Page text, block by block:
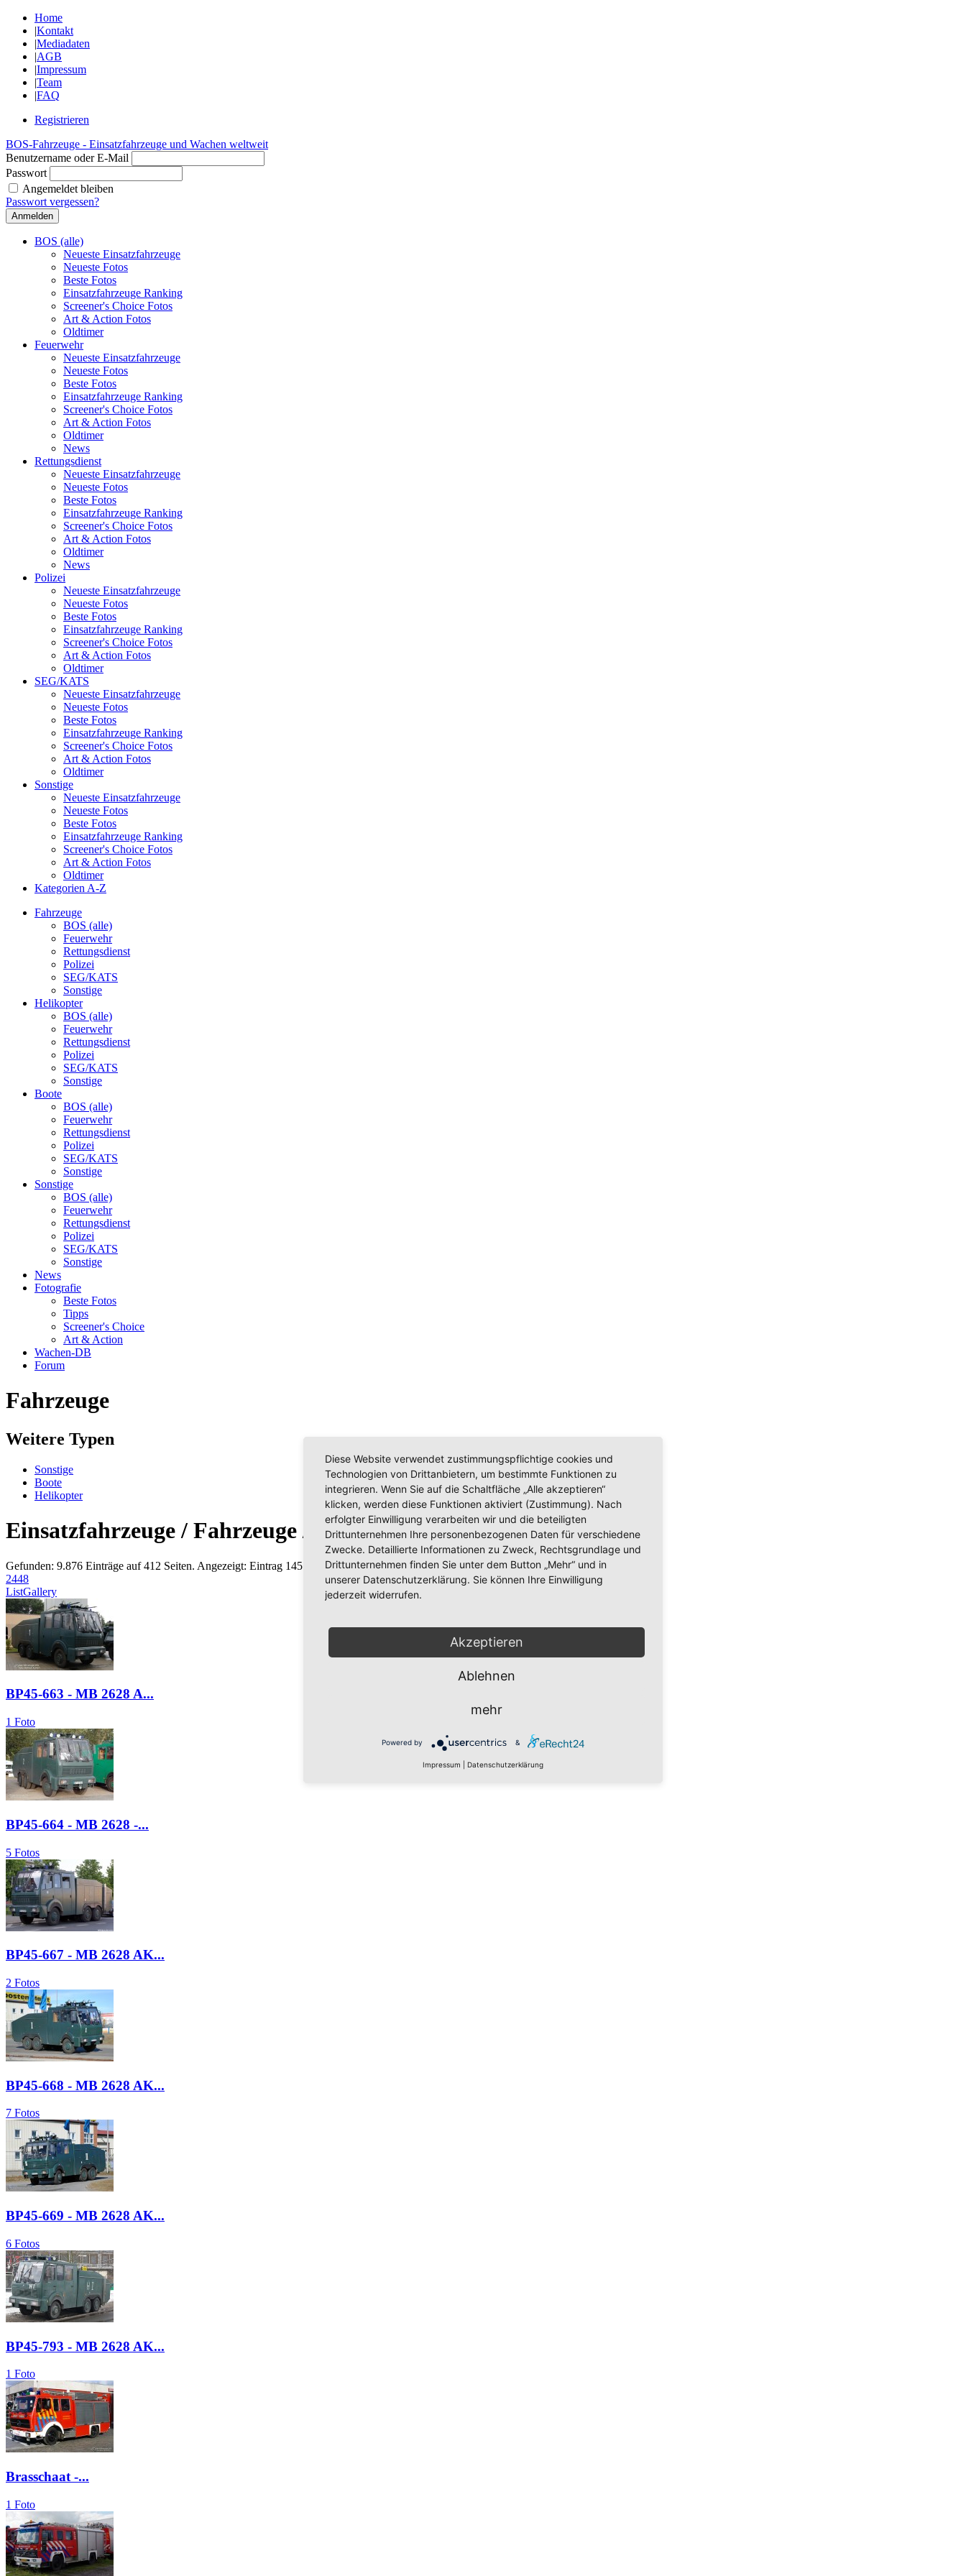
Home
|Kontakt
|Mediadaten
|AGB
|Impressum
|Team
|FAQ
Registrieren
BOS-Fahrzeuge - Einsatzfahrzeuge und Wachen weltweit
Benutzername oder E-Mail
Passwort
Angemeldet bleiben
Passwort vergessen?
BOS (alle)
Neueste Einsatzfahrzeuge
Neueste Fotos
Beste Fotos
Einsatzfahrzeuge Ranking
Screener's Choice Fotos
Art & Action Fotos
Oldtimer
Feuerwehr
Neueste Einsatzfahrzeuge
Neueste Fotos
Beste Fotos
Einsatzfahrzeuge Ranking
Screener's Choice Fotos
Art & Action Fotos
Oldtimer
News
Rettungsdienst
Neueste Einsatzfahrzeuge
Neueste Fotos
Beste Fotos
Einsatzfahrzeuge Ranking
Screener's Choice Fotos
Art & Action Fotos
Oldtimer
News
Polizei
Neueste Einsatzfahrzeuge
Neueste Fotos
Beste Fotos
Einsatzfahrzeuge Ranking
Screener's Choice Fotos
Art & Action Fotos
Oldtimer
SEG/KATS
Neueste Einsatzfahrzeuge
Neueste Fotos
Beste Fotos
Einsatzfahrzeuge Ranking
Screener's Choice Fotos
Art & Action Fotos
Oldtimer
Sonstige
Neueste Einsatzfahrzeuge
Neueste Fotos
Beste Fotos
Einsatzfahrzeuge Ranking
Screener's Choice Fotos
Art & Action Fotos
Oldtimer
Kategorien A-Z
Fahrzeuge
BOS (alle)
Feuerwehr
Rettungsdienst
Polizei
SEG/KATS
Sonstige
Helikopter
BOS (alle)
Feuerwehr
Rettungsdienst
Polizei
SEG/KATS
Sonstige
Boote
BOS (alle)
Feuerwehr
Rettungsdienst
Polizei
SEG/KATS
Sonstige
Sonstige
BOS (alle)
Feuerwehr
Rettungsdienst
Polizei
SEG/KATS
Sonstige
News
Fotografie
Beste Fotos
Tipps
Screener's Choice
Art & Action
Wachen-DB
Forum
Fahrzeuge
Weitere Typen
Sonstige
Boote
Helikopter
Einsatzfahrzeuge / Fahrzeuge / Auf-/Ausbauhersteller: Ziegler
Gefunden: 9.876 Einträge auf 412 Seiten. Angezeigt: Eintrag 145 bis 168.
2448
ListGallery
BP45-663 - MB 2628 A...
1 Foto
BP45-664 - MB 2628 -...
5 Fotos
BP45-667 - MB 2628 AK...
2 Fotos
BP45-668 - MB 2628 AK...
7 Fotos
BP45-669 - MB 2628 AK...
6 Fotos
BP45-793 - MB 2628 AK...
1 Foto
Brasschaat -...
1 Foto
Diese Website verwendet zustimmungspflichtige cookies und
Technologien von Drittanbietern, um bestimmte Funktionen zu
integrieren. Wenn Sie auf die Schaltfläche „Alle akzeptieren“
klicken, werden diese Funktionen aktiviert (Zustimmung). Nach
erfolgter Einwilligung verarbeiten wir und die beteiligten
Drittunternehmen Ihre personenbezogenen Daten für verschiedene
Zwecke. Detaillierte Informationen zu Zweck, Rechtsgrundlage und
Drittunternehmen finden Sie unter dem Button „Mehr“ und in
unserer Datenschutzerklärung. Sie können Ihre Einwilligung
jederzeit widerrufen.
Akzeptieren
Ablehnen
mehr
Powered by &
Impressum Datenschutzerklärung